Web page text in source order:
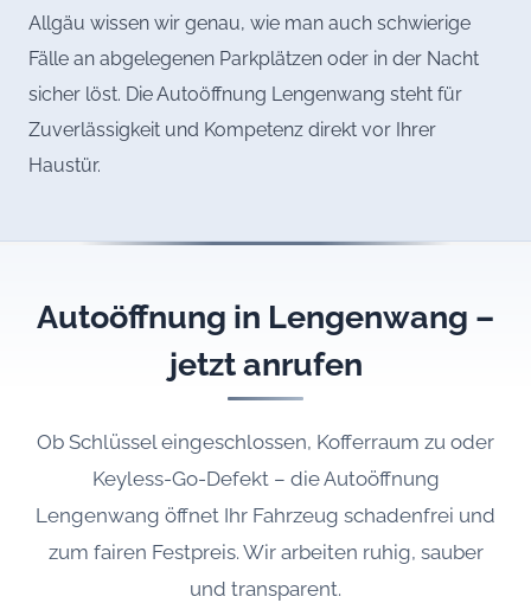
Allgäu wissen wir genau, wie man auch schwierige
Fälle an abgelegenen Parkplätzen oder in der Nacht
sicher löst. Die Autoöffnung Lengenwang steht für
Zuverlässigkeit und Kompetenz direkt vor Ihrer
Haustür.
Autoöffnung in Lengenwang –
jetzt anrufen
Ob Schlüssel eingeschlossen, Kofferraum zu oder
Keyless-Go-Defekt – die Autoöffnung
Lengenwang öffnet Ihr Fahrzeug schadenfrei und
zum fairen Festpreis. Wir arbeiten ruhig, sauber
und transparent.